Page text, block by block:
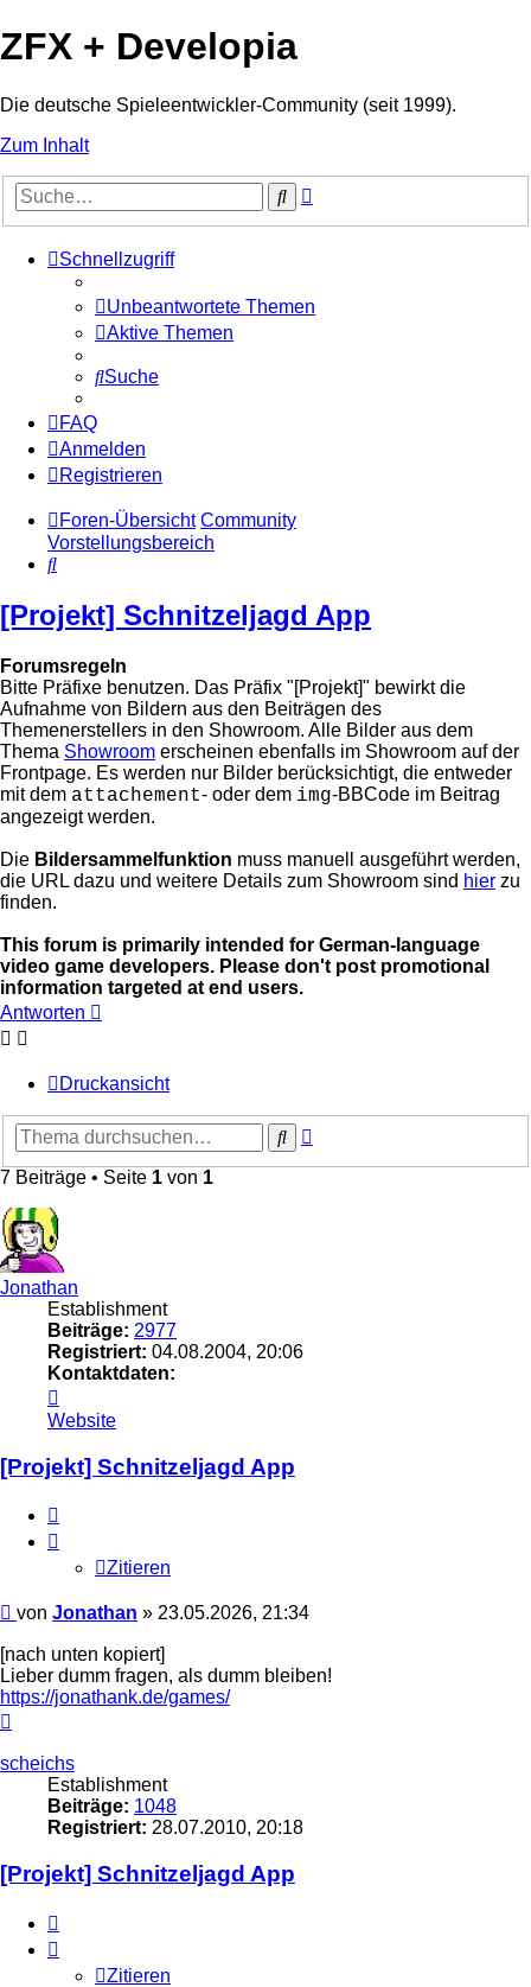
ZFX + Developia
Die deutsche Spieleentwickler-Community (seit 1999).
Zum Inhalt
Suche
Schnellzugriff
Unbeantwortete Themen
Aktive Themen
Suche
FAQ
Anmelden
Registrieren
Foren-Übersicht Community
Vorstellungsbereich
Suche
[Projekt] Schnitzeljagd App
Forumsregeln
Bitte Präfixe benutzen. Das Präfix "[Projekt]" bewirkt die
Aufnahme von Bildern aus den Beiträgen des
Themenerstellers in den Showroom. Alle Bilder aus dem
Thema Showroom erscheinen ebenfalls im Showroom auf der
Frontpage. Es werden nur Bilder berücksichtigt, die entweder
mit dem attachement- oder dem img-BBCode im Beitrag
angezeigt werden.
Die Bildersammelfunktion muss manuell ausgeführt werden,
die URL dazu und weitere Details zum Showroom sind hier zu
finden.
This forum is primarily intended for German-language
video game developers. Please don't post promotional
information targeted at end users.
Antworten
Druckansicht
Suche
7 Beiträge • Seite 1 von 1
Jonathan
Establishment
Beiträge: 2977
Registriert: 04.08.2004, 20:06
Kontaktdaten:
von
Jonathan
Website
[Projekt] Schnitzeljagd App
Zitieren
Beitrag
von Jonathan » 23.05.2026, 21:34
[nach unten kopiert]
Lieber dumm fragen, als dumm bleiben!
https://jonathank.de/games/
scheichs
Establishment
Beiträge: 1048
Registriert: 28.07.2010, 20:18
[Projekt] Schnitzeljagd App
Zitieren